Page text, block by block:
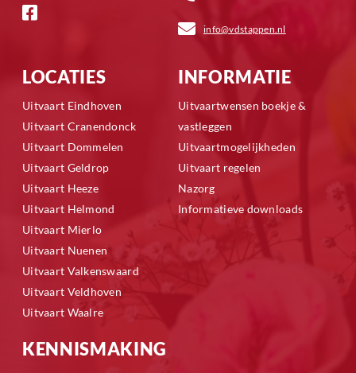
info@vdstappen.nl
LOCATIES
Uitvaart Eindhoven
Uitvaart Cranendonck
Uitvaart Dommelen
Uitvaart Geldrop
Uitvaart Heeze
Uitvaart Helmond
Uitvaart Mierlo
Uitvaart Nuenen
Uitvaart Valkenswaard
Uitvaart Veldhoven
Uitvaart Waalre
INFORMATIE
Uitvaartwensen boekje &
vastleggen
Uitvaartmogelijkheden
Uitvaart regelen
Nazorg
Informatieve downloads
KENNISMAKING